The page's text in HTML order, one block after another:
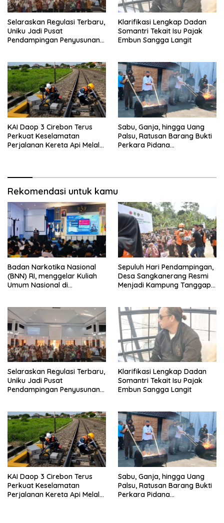
Selaraskan Regulasi Terbaru,
Uniku Jadi Pusat
Pendampingan Penyusunan
Klarifikasi Lengkap Dadan
Somantri Tekait Isu Pajak
Embun Sangga Langit
KAI Daop 3 Cirebon Terus
Perkuat Keselamatan
Perjalanan Kereta Api Melalui
Sabu, Ganja, hingga Uang
Palsu, Ratusan Barang Bukti
Perkara Pidana
Rekomendasi untuk kamu
Badan Narkotika Nasional
(BNN) RI, menggelar Kuliah
Umum Nasional di
Sepuluh Hari Pendampingan,
Desa Sangkanerang Resmi
Menjadi Kampung Tanggap
Selaraskan Regulasi Terbaru,
Uniku Jadi Pusat
Pendampingan Penyusunan
Klarifikasi Lengkap Dadan
Somantri Tekait Isu Pajak
Embun Sangga Langit
KAI Daop 3 Cirebon Terus
Perkuat Keselamatan
Perjalanan Kereta Api Melalui
Sabu, Ganja, hingga Uang
Palsu, Ratusan Barang Bukti
Perkara Pidana